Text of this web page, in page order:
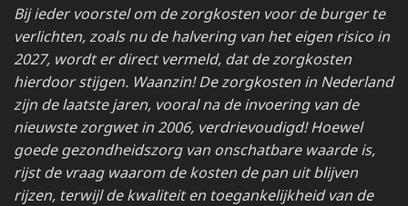
Bij ieder voorstel om de zorgkosten voor de burger te
verlichten, zoals nu de halvering van het eigen risico in
2027, wordt er direct vermeld, dat de zorgkosten
hierdoor stijgen. Waanzin! De zorgkosten in Nederland
zijn de laatste jaren, vooral na de invoering van de
nieuwste zorgwet in 2006, verdrievoudigd! Hoewel
goede gezondheidszorg van onschatbare waarde is,
rijst de vraag waarom de kosten de pan uit blijven
rijzen, terwijl de kwaliteit en toegankelijkheid van de